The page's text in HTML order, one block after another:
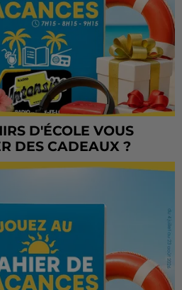
D'ÉCOLE VOUS
DES CADEAUX ?